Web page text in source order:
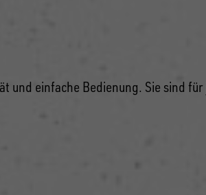
und einfache Bedienung. Sie sind